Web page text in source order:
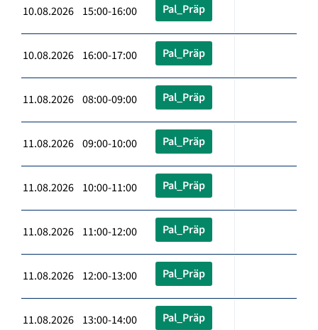
10.08.2026 15:00-16:00 Pal_Präp
10.08.2026 16:00-17:00 Pal_Präp
11.08.2026 08:00-09:00 Pal_Präp
11.08.2026 09:00-10:00 Pal_Präp
11.08.2026 10:00-11:00 Pal_Präp
11.08.2026 11:00-12:00 Pal_Präp
11.08.2026 12:00-13:00 Pal_Präp
11.08.2026 13:00-14:00 Pal_Präp